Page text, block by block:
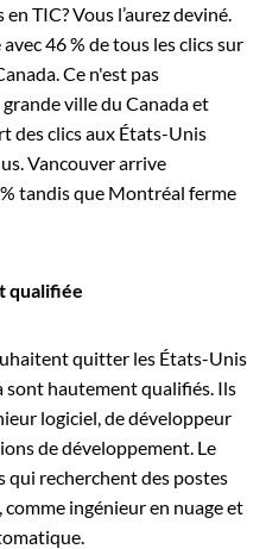
TIC? Vous l’aurez deviné.
46 % de tous les clics sur
Ce n'est pas
ville du Canada et
des clics aux États-Unis
Vancouver arrive
tandis que Montréal ferme
qualifiée
quitter les États-Unis
hautement qualifiés. Ils
logiciel, de développeur
de développement. Le
qui recherchent des postes
ingénieur en nuage et